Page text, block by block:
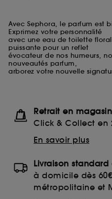
Avec Sephora, le parfum est
Exprimez votre personnalité
avec une eau de toilette
puissante pour un reflet
évocateur de nos humeurs,
nouveautés parfum,
arborez votre nouvelle
Retrait en magasin
Click & Collect en
En savoir plus
Livraison standard
à domicile dès
métropolitaine et